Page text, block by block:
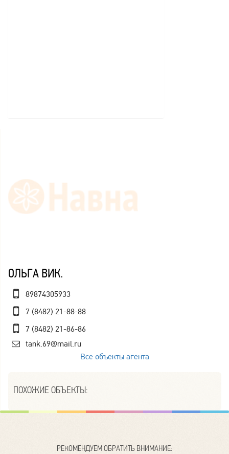
ОЛЬГА ВИК.
89874305933
7 (8482) 21-88-88
7 (8482) 21-86-86
tank.69@mail.ru
Все объекты агента
ПОХОЖИЕ ОБЪЕКТЫ:
РЕКОМЕНДУЕМ ОБРАТИТЬ ВНИМАНИЕ: